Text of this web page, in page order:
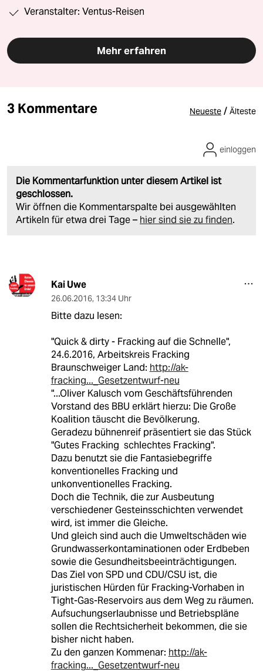
Veranstalter: Ventus-Reisen
Mehr erfahren
3 Kommentare Neueste / Älteste
Die Kommentarfunktion unter diesem Artikel ist
geschlossen.
Wir öffnen die Kommentarspalte bei ausgewählten
Artikeln für etwa drei Tage – hier sind sie zu finden.
einloggen
Kai Uwe
26.06.2016, 13:34 Uhr
Bitte dazu lesen:
"Quick & dirty - Fracking auf die Schnelle",
24.6.2016, Arbeitskreis Fracking
Braunschweiger Land: http://ak-
fracking..._Gesetzentwurf-neu
"...Oliver Kalusch vom Geschäftsführenden
Vorstand des BBU erklärt hierzu: Die Große
Koalition täuscht die Bevölkerung.
Geradezu bühnenreif präsentiert sie das Stück
"Gutes Fracking  schlechtes Fracking".
Dazu benutzt sie die Fantasiebegriffe
konventionelles Fracking und
unkonventionelles Fracking.
Doch die Technik, die zur Ausbeutung
verschiedener Gesteinsschichten verwendet
wird, ist immer die Gleiche.
Und gleich sind auch die Umweltschäden wie
Grundwasserkontaminationen oder Erdbeben
sowie die Gesundheitsbeeinträchtigungen.
Das Ziel von SPD und CDU/CSU ist, die
juristischen Hürden für Fracking-Vorhaben in
Tight-Gas-Reservoirs aus dem Weg zu räumen.
Aufsuchungserlaubnisse und Betriebspläne
sollen die Rechtsicherheit bekommen, die sie
bisher nicht haben.
Zu den ganzen Kommenar: http://ak-
fracking..._Gesetzentwurf-neu